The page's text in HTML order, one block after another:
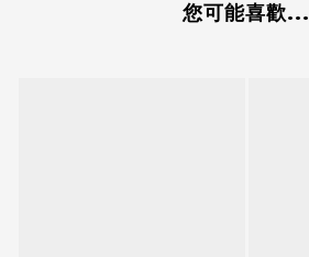
您可能喜歡...